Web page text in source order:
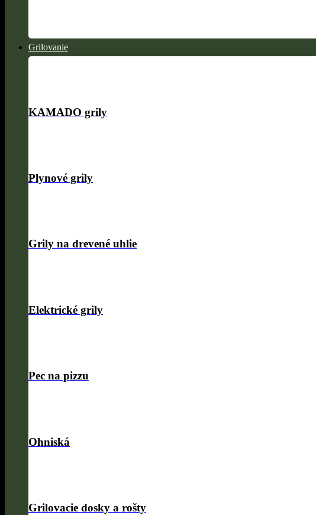
Grilovanie
KAMADO grily
Plynové grily
Grily na drevené uhlie
Elektrické grily
Pec na pizzu
Ohniská
Grilovacie dosky a rošty